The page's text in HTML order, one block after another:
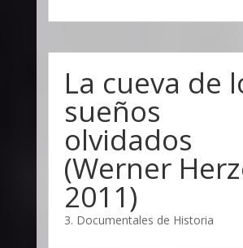
La cueva de
sueños
olvidados
(Werner
2011)
3. Documentales de Historia